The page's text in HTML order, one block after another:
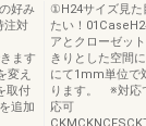
好み
注対
ます
変え
取付
追加
①H24サイズ見た
たい！
アとクローゼッ
きりとした空間
にて1mm単位で
ります。 ※対応
応可